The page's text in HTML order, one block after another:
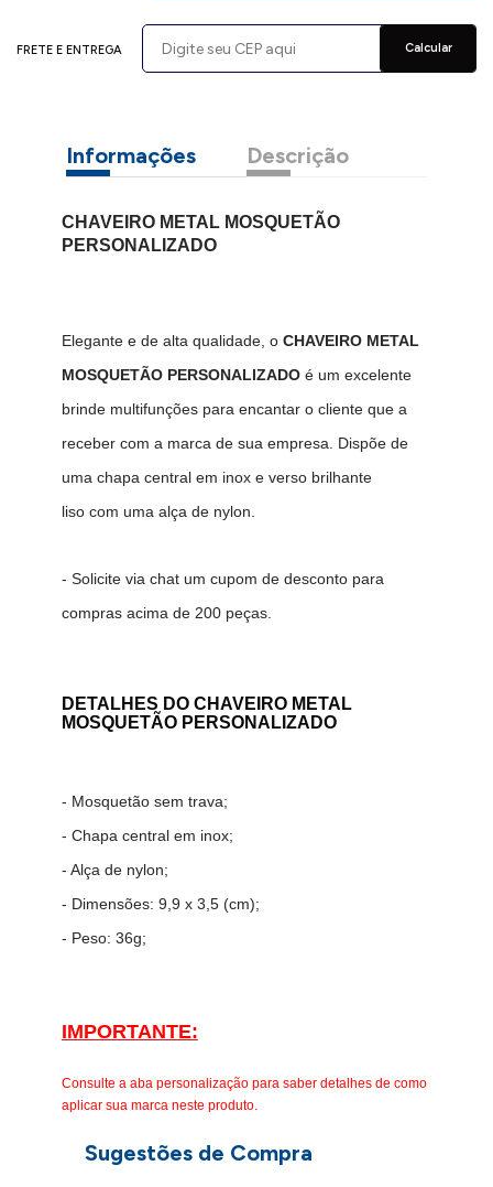
FRETE E ENTREGA Calcular
Informações Descrição
CHAVEIRO METAL MOSQUETÃO
PERSONALIZADO
Elegante e de alta qualidade, o CHAVEIRO METAL
MOSQUETÃO PERSONALIZADOé um excelente
brinde multifunções para encantar o cliente que a
receber com a marca de sua empresa. Dispõe de
uma chapa central em inox e verso brilhante
liso com uma alça de nylon.
- Solicite via chat um cupom de desconto para
compras acima de 200 peças.
DETALHES DO CHAVEIRO METAL
MOSQUETÃO PERSONALIZADO
- Mosquetão sem trava;
- Chapa central em inox;
- Alça de nylon;
- Dimensões: 9,9 x 3,5 (cm);
- Peso: 36g;
IMPORTANTE:
Consulte a aba personalização para saber detalhes de como
aplicar sua marca neste produto.
Sugestões de Compra